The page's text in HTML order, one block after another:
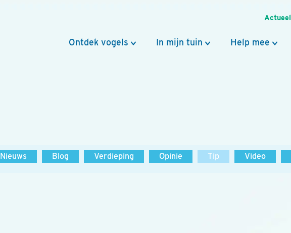
Actueel
Ontdek vogels In mijn tuin Help mee
Nieuws Blog Verdieping Opinie Tip Video